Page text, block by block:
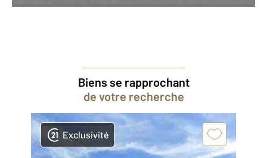
Biens se rapprochant
de votre recherche
Exclusivité